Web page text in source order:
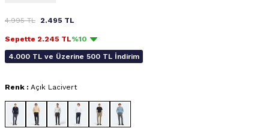
4.995TL 2.495 TL
Sepette 2.245 TL%10
4.000 TL ve Üzerine 500 TL İndirim
Renk : Açık Lacivert